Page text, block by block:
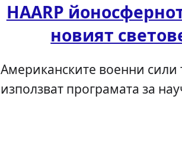
HAARP
новият
Американските военни сили
използват програмата за